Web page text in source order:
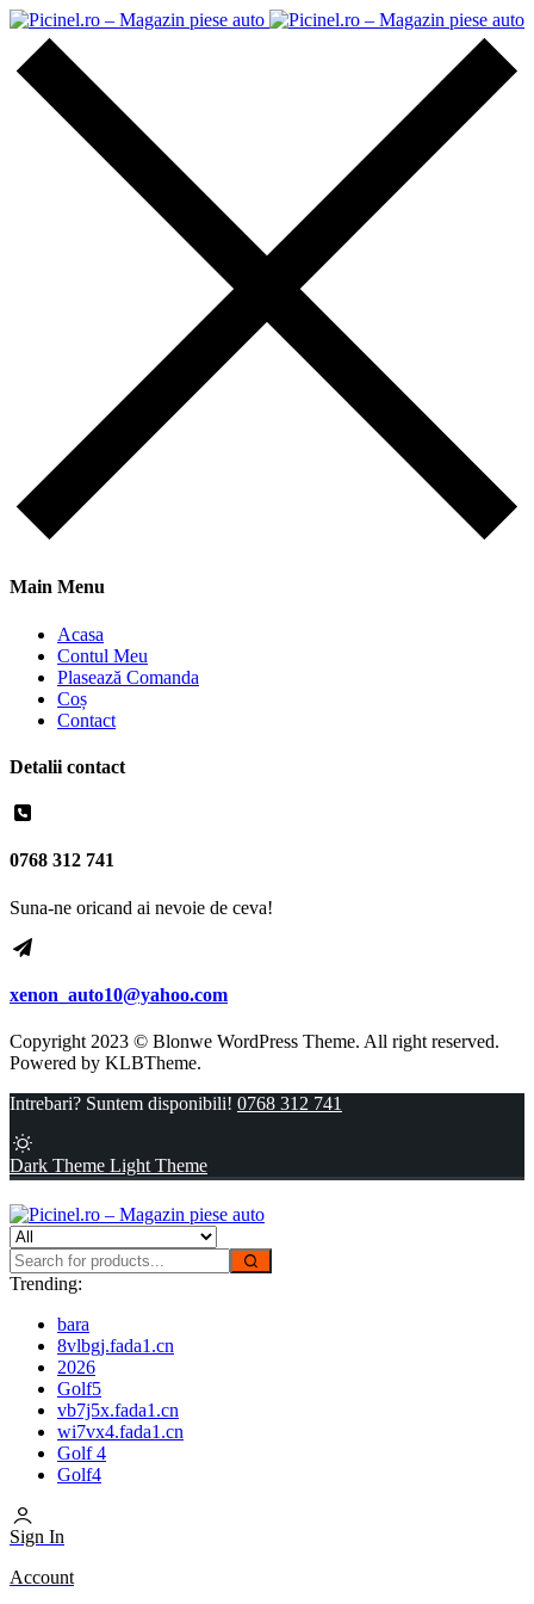
Main Menu
Acasa
Contul Meu
Plasează Comanda
Coș
Contact
Detalii contact
0768 312 741
Suna-ne oricand ai nevoie de ceva!
xenon_auto10@yahoo.com
Copyright 2023 © Blonwe WordPress Theme. All right reserved.
Powered by KLBTheme.
Intrebari? Suntem disponibili! 0768 312 741
Dark Theme Light Theme
Trending:
bara
8vlbgj.fada1.cn
2026
Golf5
vb7j5x.fada1.cn
wi7vx4.fada1.cn
Golf 4
Golf4
Sign In
Account